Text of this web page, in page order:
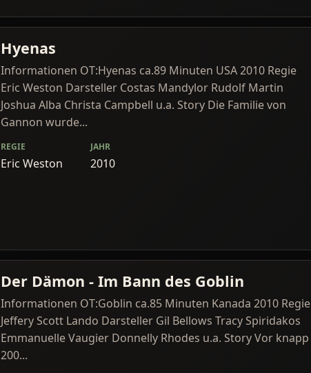
Hyenas
Informationen OT:Hyenas ca.89 Minuten USA 2010 Regie
Eric Weston Darsteller Costas Mandylor Rudolf Martin
Joshua Alba Christa Campbell u.a. Story Die Familie von
Gannon wurde...
REGIE
Eric Weston
JAHR
2010
Der Dämon - Im Bann des Goblin
Informationen OT:Goblin ca.85 Minuten Kanada 2010 Regie
Jeffery Scott Lando Darsteller Gil Bellows Tracy Spiridakos
Emmanuelle Vaugier Donnelly Rhodes u.a. Story Vor knapp
200...